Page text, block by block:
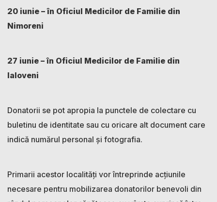
20 iunie – în Oficiul Medicilor de Familie din
Nimoreni
27 iunie – în Oficiul Medicilor de Familie din
Ialoveni
Donatorii se pot apropia la punctele de colectare cu
buletinu de identitate sau cu oricare alt document care
indică numărul personal și fotografia.
Primarii acestor localități vor întreprinde acțiunile
necesare pentru mobilizarea donatorilor benevoli din